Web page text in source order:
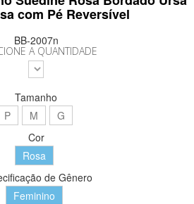
com Pé Reversível
BB-2007n
A QUANTIDADE
Tamanho
P
M
G
Cor
Rosa
de Gênero
Feminino